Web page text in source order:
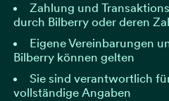
Zahlung und
durch Bilberry oder deren
Eigene Vereinbarungen
Bilberry können gelten
Sie sind verantwortlich
vollständige Angaben